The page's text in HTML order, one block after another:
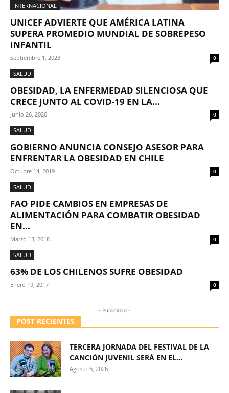
INTERNACIONAL
UNICEF ADVIERTE QUE AMÉRICA LATINA
SUPERA PROMEDIO MUNDIAL DE SOBREPESO
INFANTIL
Septiembre 1, 2023 0
SALUD
OBESIDAD, LA ENFERMEDAD SILENCIOSA QUE
CRECE JUNTO AL COVID-19 EN LA...
Junio 26, 2020 0
SALUD
GOBIERNO ANUNCIA CONSEJO ASESOR PARA
ENFRENTAR LA OBESIDAD EN CHILE
Octubre 14, 2019 0
SALUD
FAO PIDE CAMBIOS EN EMPRESAS DE
ALIMENTACIÓN PARA COMBATIR OBESIDAD
EN...
Marzo 13, 2018 0
SALUD
63% DE LOS CHILENOS SUFRE OBESIDAD
Enero 19, 2017 0
- Publicidad -
POST RECIENTES
TERCERA JORNADA DEL FESTIVAL DE LA
CANCIÓN JUVENIL SERÁ EN EL...
Agosto 6, 2026